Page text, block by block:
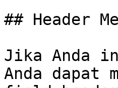
## Header
Jika Anda
Anda dapat